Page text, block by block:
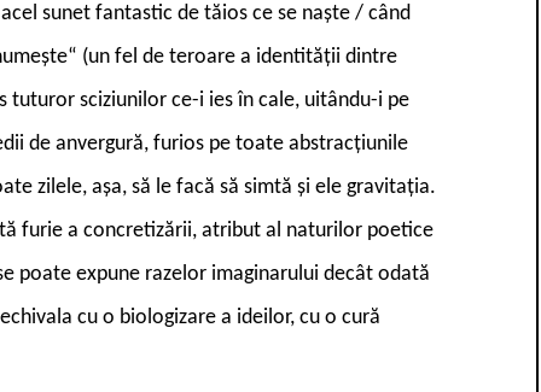
sunet fantastic de tăios ce se naşte / când
(un fel de teroare a identităţii dintre
sciziunilor ce-i ies în cale, uitându-i pe
de anvergură, furios pe toate abstracţiunile
zilele, aşa, să le facă să simtă şi ele gravitaţia.
furie a concretizării, atribut al naturilor poetice
poate expune razelor imaginarului decât odată
cu o biologizare a ideilor, cu o cură